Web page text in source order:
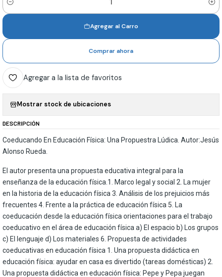
Cantidad
Agregar al Carro
Comprar ahora
Agregar a la lista de favoritos
Mostrar stock de ubicaciones
DESCRIPCIÓN
Coeducando En Educación Física: Una Propuestra Lúdica. Autor:Jesús
Alonso Rueda.
El autor presenta una propuesta educativa integral para la
enseñanza de la educación física.1. Marco legal y social 2. La mujer
en la historia de la educación física 3. Análisis de los prejuicios más
frecuentes 4. Frente a la práctica de educación física 5. La
coeducación desde la educación física orientaciones para el trabajo
coeducativo en el área de educación física a) El espacio b) Los grupos
c) El lenguaje d) Los materiales 6. Propuesta de actividades
coeducativas en educación física 1. Una propuesta didáctica en
educación física: ayudar en casa es divertido (tareas domésticas) 2.
Una propuesta didáctica en educación física: Pepe y Pepa juegan